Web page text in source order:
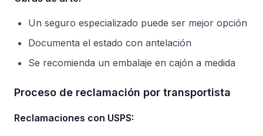
Un seguro especializado puede ser mejor opción
Documenta el estado con antelación
Se recomienda un embalaje en cajón a medida
Proceso de reclamación por transportista
Reclamaciones con USPS: